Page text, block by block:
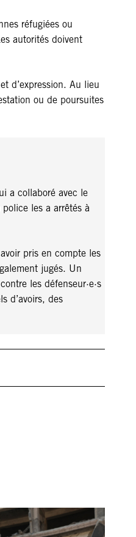
réfugiées ou
autorités doivent
d’expression. Au lieu
ou de poursuites
a collaboré avec le
les a arrêtés à
pris en compte les
jugés. Un
les défenseur·e·s
d’avoirs, des